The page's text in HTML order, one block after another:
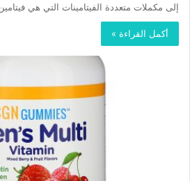
إلى مكملات متعددة الفيتامينات التي هي
أكمل القراءة »